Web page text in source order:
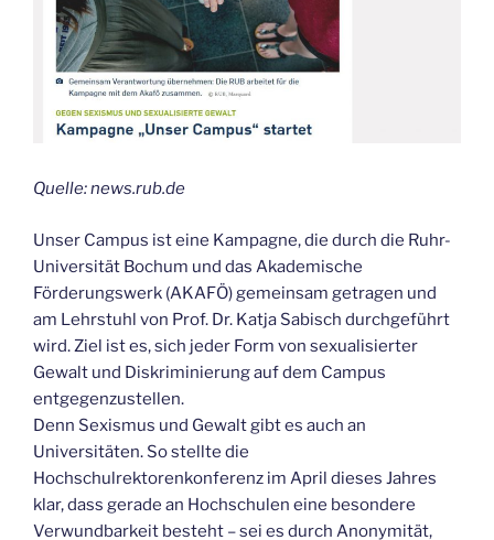
Quelle: news.rub.de
Unser Campus ist eine Kampagne, die durch die Ruhr-
Universität Bochum und das Akademische
Förderungswerk (AKAFÖ) gemeinsam getragen und
am Lehrstuhl von Prof. Dr. Katja Sabisch durchgeführt
wird. Ziel ist es, sich jeder Form von sexualisierter
Gewalt und Diskriminierung auf dem Campus
entgegenzustellen.
Denn Sexismus und Gewalt gibt es auch an
Universitäten. So stellte die
Hochschulrektorenkonferenz im April dieses Jahres
klar, dass gerade an Hochschulen eine besondere
Verwundbarkeit besteht – sei es durch Anonymität,